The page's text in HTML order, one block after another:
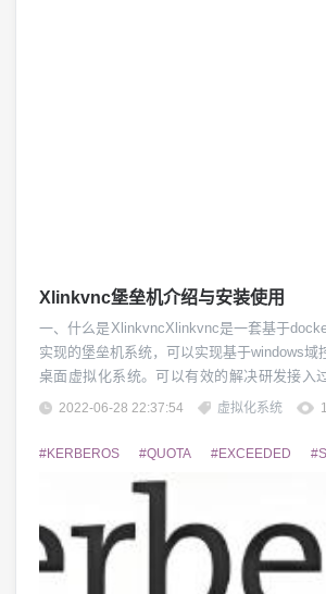
Xlinkvnc堡垒机介绍与安装使用
一、什么是XlinkvncXlinkvnc是一套基于
实现的堡垒机系统，可以实现基于windows域
桌面虚拟化系统。可以有效的解决研发接入
控及统一认证管理。二、Xlinkvnc有哪些功能
功能3、可针对企业研发实现接入管控及远...
2022-06-28 22:37:54 虚拟化系统
#KERBEROS #QUOTA #EXCEEDED